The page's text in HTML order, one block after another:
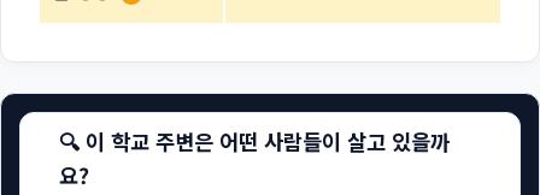
🔍 이 학교 주변은 어떤 사람들이 살고 있을까
요?